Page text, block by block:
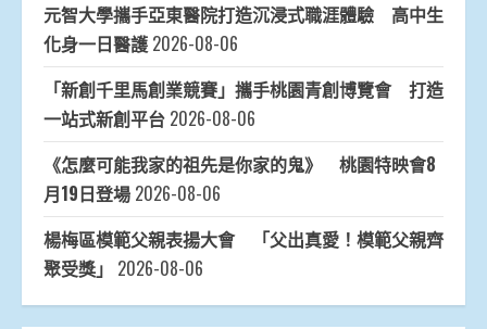
元智大學攜手亞東醫院打造沉浸式職涯體驗 高中生
化身一日醫護 2026-08-06
「新創千里馬創業競賽」攜手桃園青創博覽會 打造
一站式新創平台 2026-08-06
《怎麼可能我家的祖先是你家的鬼》 桃園特映會8
月19日登場 2026-08-06
楊梅區模範父親表揚大會 「父出真愛！模範父親齊
聚受獎」 2026-08-06